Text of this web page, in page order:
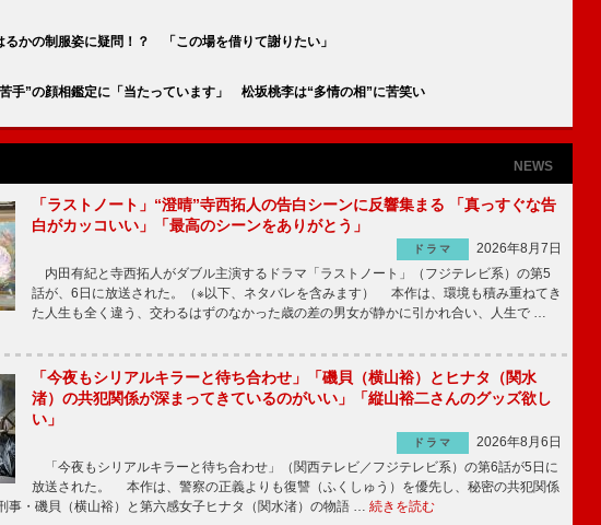
るかの制服姿に疑問！？ 「この場を借りて謝りたい」
手”の顔相鑑定に「当たっています」 松坂桃李は“多情の相”に苦笑い
NEWS
「ラストノート」“澄晴”寺西拓人の告白シーンに反響集まる 「真っすぐな告
白がカッコいい」「最高のシーンをありがとう」
ドラマ
2026年8月7日
内田有紀と寺西拓人がダブル主演するドラマ「ラストノート」（フジテレビ系）の第5
話が、6日に放送された。（※以下、ネタバレを含みます） 本作は、環境も積み重ねてき
た人生も全く違う、交わるはずのなかった歳の差の男女が静かに引かれ合い、人生で …
「今夜もシリアルキラーと待ち合わせ」「磯貝（横山裕）とヒナタ（関水
渚）の共犯関係が深まってきているのがいい」「縦山裕二さんのグッズ欲し
い」
ドラマ
2026年8月6日
「今夜もシリアルキラーと待ち合わせ」（関西テレビ／フジテレビ系）の第6話が5日に
放送された。 本作は、警察の正義よりも復讐（ふくしゅう）を優先し、秘密の共犯関係
事・磯貝（横山裕）と第六感女子ヒナタ（関水渚）の物語 … 続きを読む